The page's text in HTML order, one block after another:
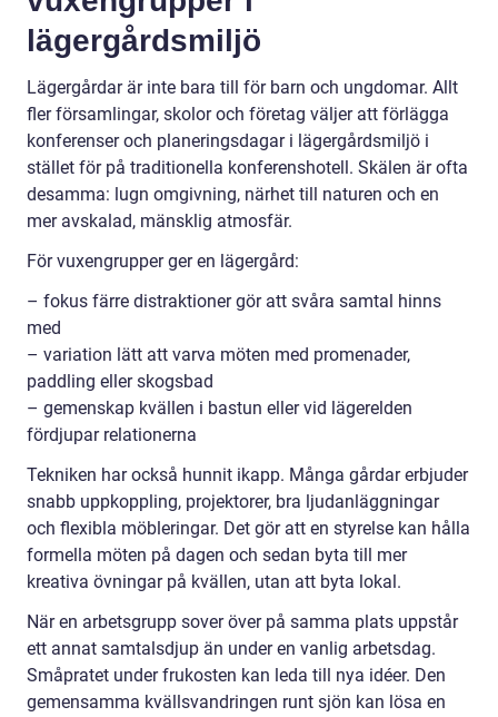
lägergårdsmiljö
Lägergårdar är inte bara till för barn och ungdomar. Allt
fler församlingar, skolor och företag väljer att förlägga
konferenser och planeringsdagar i lägergårdsmiljö i
stället för på traditionella konferenshotell. Skälen är ofta
desamma: lugn omgivning, närhet till naturen och en
mer avskalad, mänsklig atmosfär.
För vuxengrupper ger en lägergård:
– fokus färre distraktioner gör att svåra samtal hinns
med
– variation lätt att varva möten med promenader,
paddling eller skogsbad
– gemenskap kvällen i bastun eller vid lägerelden
fördjupar relationerna
Tekniken har också hunnit ikapp. Många gårdar erbjuder
snabb uppkoppling, projektorer, bra ljudanläggningar
och flexibla möbleringar. Det gör att en styrelse kan hålla
formella möten på dagen och sedan byta till mer
kreativa övningar på kvällen, utan att byta lokal.
När en arbetsgrupp sover över på samma plats uppstår
ett annat samtalsdjup än under en vanlig arbetsdag.
Småpratet under frukosten kan leda till nya idéer. Den
gemensamma kvällsvandringen runt sjön kan lösa en